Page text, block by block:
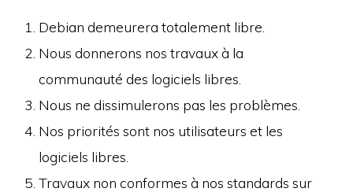
Debian demeurera totalement libre.
Nous donnerons nos travaux à la
communauté des logiciels libres.
Nous ne dissimulerons pas les problèmes.
Nos priorités sont nos utilisateurs et les
logiciels libres.
Travaux non conformes à nos standards sur